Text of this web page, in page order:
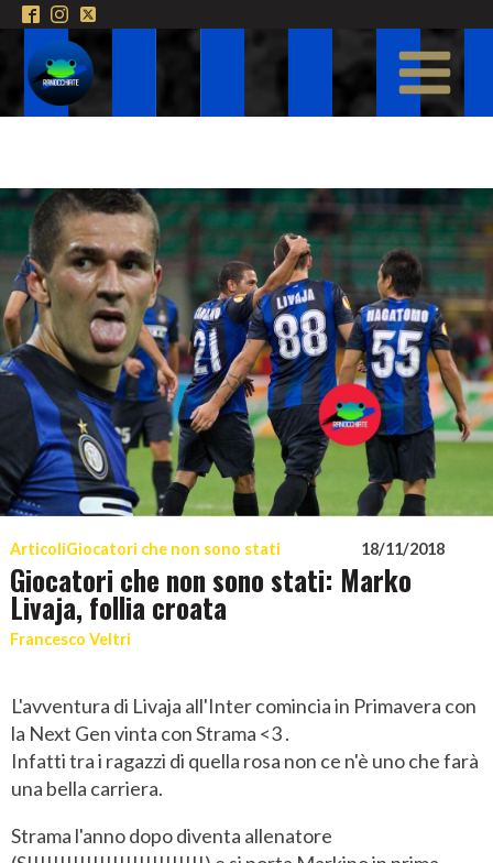
ArticoliGiocatori che non sono stati 18/11/2018
Giocatori che non sono stati: Marko
Livaja, follia croata
Francesco Veltri
L'avventura di Livaja all'Inter comincia in Primavera con
la Next Gen vinta con Strama <3 .
Infatti tra i ragazzi di quella rosa non ce n'è uno che farà
una bella carriera.
Strama l'anno dopo diventa allenatore